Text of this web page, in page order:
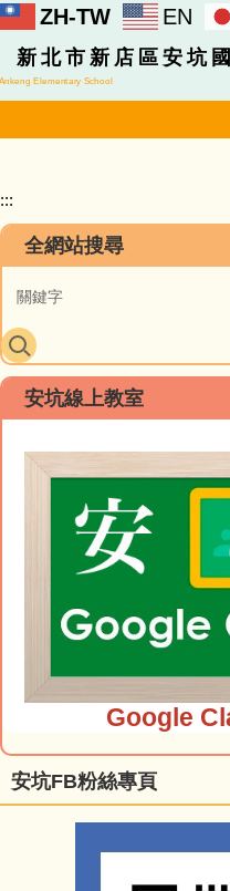
跳
主
要
容
ZH-TW EN
新北市新店區安坑
Elementary School
:::
全網站搜尋
安坑線上教室
Google
安坑FB粉絲專頁